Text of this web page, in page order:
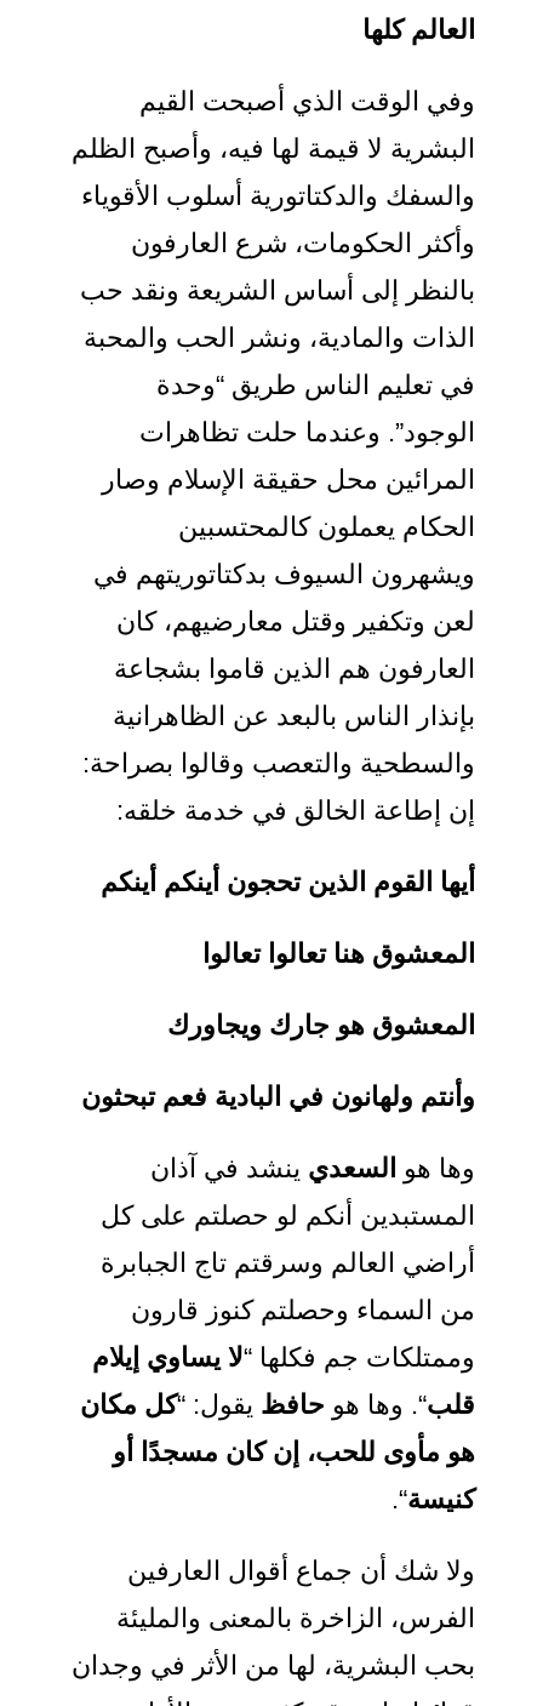
العالم كلها
وفي الوقت الذي أصبحت القيم
البشرية لا قيمة لها فيه، وأصبح الظلم
والسفك والدكتاتورية أسلوب الأقوياء
وأكثر الحكومات، شرع العارفون
بالنظر إلى أساس الشريعة ونقد حب
الذات والمادية، ونشر الحب والمحبة
في تعليم الناس طريق “وحدة
الوجود”. وعندما حلت تظاهرات
المرائين محل حقيقة الإسلام وصار
الحكام يعملون كالمحتسبين
ويشهرون السيوف بدكتاتوريتهم في
لعن وتكفير وقتل معارضيهم، كان
العارفون هم الذين قاموا بشجاعة
بإنذار الناس بالبعد عن الظاهرانية
والسطحية والتعصب وقالوا بصراحة:
إن إطاعة الخالق في خدمة خلقه:
أيها القوم الذين تحجون أينكم أينكم
المعشوق هنا تعالوا تعالوا
المعشوق هو جارك ويجاورك
وأنتم ولهانون في البادية فعم تبحثون
وها هو السعدي ينشد في آذان
المستبدين أنكم لو حصلتم على كل
أراضي العالم وسرقتم تاج الجبابرة
من السماء وحصلتم كنوز قارون
وممتلكات جم فكلها “لا يساوي إيلام
قلب“. وها هو حافظ يقول: “كل مكان
هو مأوى للحب، إن كان مسجدًا أو
كنيسة“.
ولا شك أن جماع أقوال العارفين
الفرس، الزاخرة بالمعنى والمليئة
بحب البشرية، لها من الأثر في وجدان